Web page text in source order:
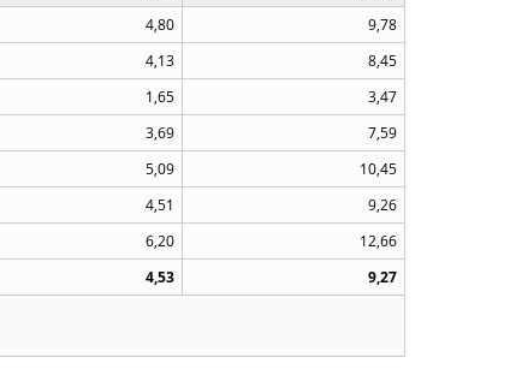
4,80
9,78
4,13
8,45
1,65
3,47
3,69
7,59
5,09
10,45
4,51
9,26
6,20
12,66
4,53
9,27